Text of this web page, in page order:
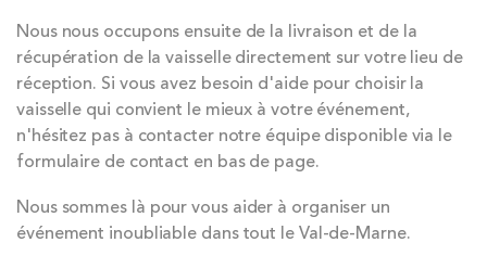
Nous nous occupons ensuite de la livraison et de la
récupération de la vaisselle directement sur votre lieu de
réception. Si vous avez besoin d'aide pour choisir la
vaisselle qui convient le mieux à votre événement,
n'hésitez pas à contacter notre équipe disponible via le
formulaire de contact en bas de page.
Nous sommes là pour vous aider à organiser un
événement inoubliable dans tout le Val-de-Marne.